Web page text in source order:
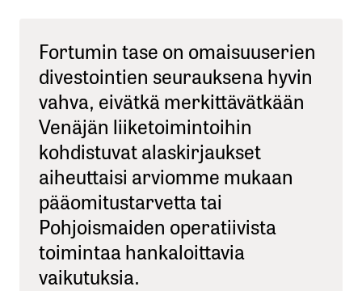
Fortumin tase on omaisuuserien
divestointien seurauksena hyvin
vahva, eivätkä merkittävätkään
Venäjän liiketoimintoihin
kohdistuvat alaskirjaukset
aiheuttaisi arviomme mukaan
pääomitustarvetta tai
Pohjoismaiden operatiivista
toimintaa hankaloittavia
vaikutuksia.